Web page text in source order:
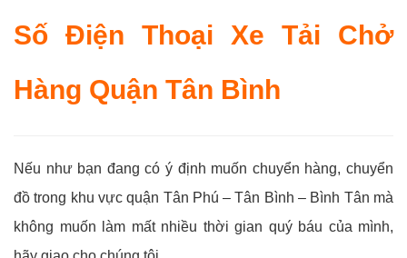
Số Điện Thoại Xe Tải Chở
Hàng Quận Tân Bình
Nếu như bạn đang có ý định muốn chuyển hàng, chuyển
đồ trong khu vực quận Tân Phú – Tân Bình – Bình Tân mà
không muốn làm mất nhiều thời gian quý báu của mình,